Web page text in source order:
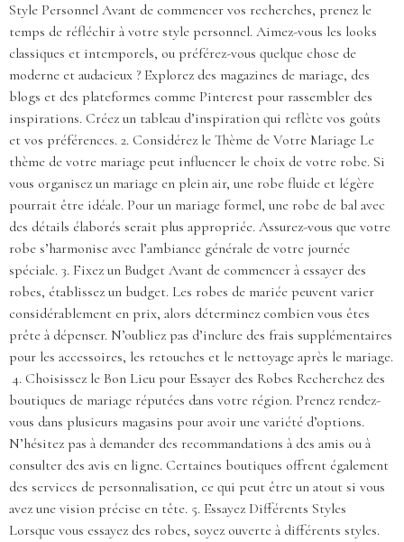
Style Personnel Avant de commencer vos recherches, prenez le
temps de réfléchir à votre style personnel. Aimez-vous les looks
classiques et intemporels, ou préférez-vous quelque chose de
moderne et audacieux ? Explorez des magazines de mariage, des
blogs et des plateformes comme Pinterest pour rassembler des
inspirations. Créez un tableau d’inspiration qui reflète vos goûts
et vos préférences. 2. Considérez le Thème de Votre Mariage Le
thème de votre mariage peut influencer le choix de votre robe. Si
vous organisez un mariage en plein air, une robe fluide et légère
pourrait être idéale. Pour un mariage formel, une robe de bal avec
des détails élaborés serait plus appropriée. Assurez-vous que votre
robe s’harmonise avec l’ambiance générale de votre journée
spéciale. 3. Fixez un Budget Avant de commencer à essayer des
robes, établissez un budget. Les robes de mariée peuvent varier
considérablement en prix, alors déterminez combien vous êtes
prête à dépenser. N’oubliez pas d’inclure des frais supplémentaires
pour les accessoires, les retouches et le nettoyage après le mariage.
4. Choisissez le Bon Lieu pour Essayer des Robes Recherchez des
boutiques de mariage réputées dans votre région. Prenez rendez-
vous dans plusieurs magasins pour avoir une variété d’options.
N’hésitez pas à demander des recommandations à des amis ou à
consulter des avis en ligne. Certaines boutiques offrent également
des services de personnalisation, ce qui peut être un atout si vous
avez une vision précise en tête. 5. Essayez Différents Styles
Lorsque vous essayez des robes, soyez ouverte à différents styles.